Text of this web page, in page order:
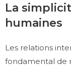
La
humaines
Les relations
fondamental de